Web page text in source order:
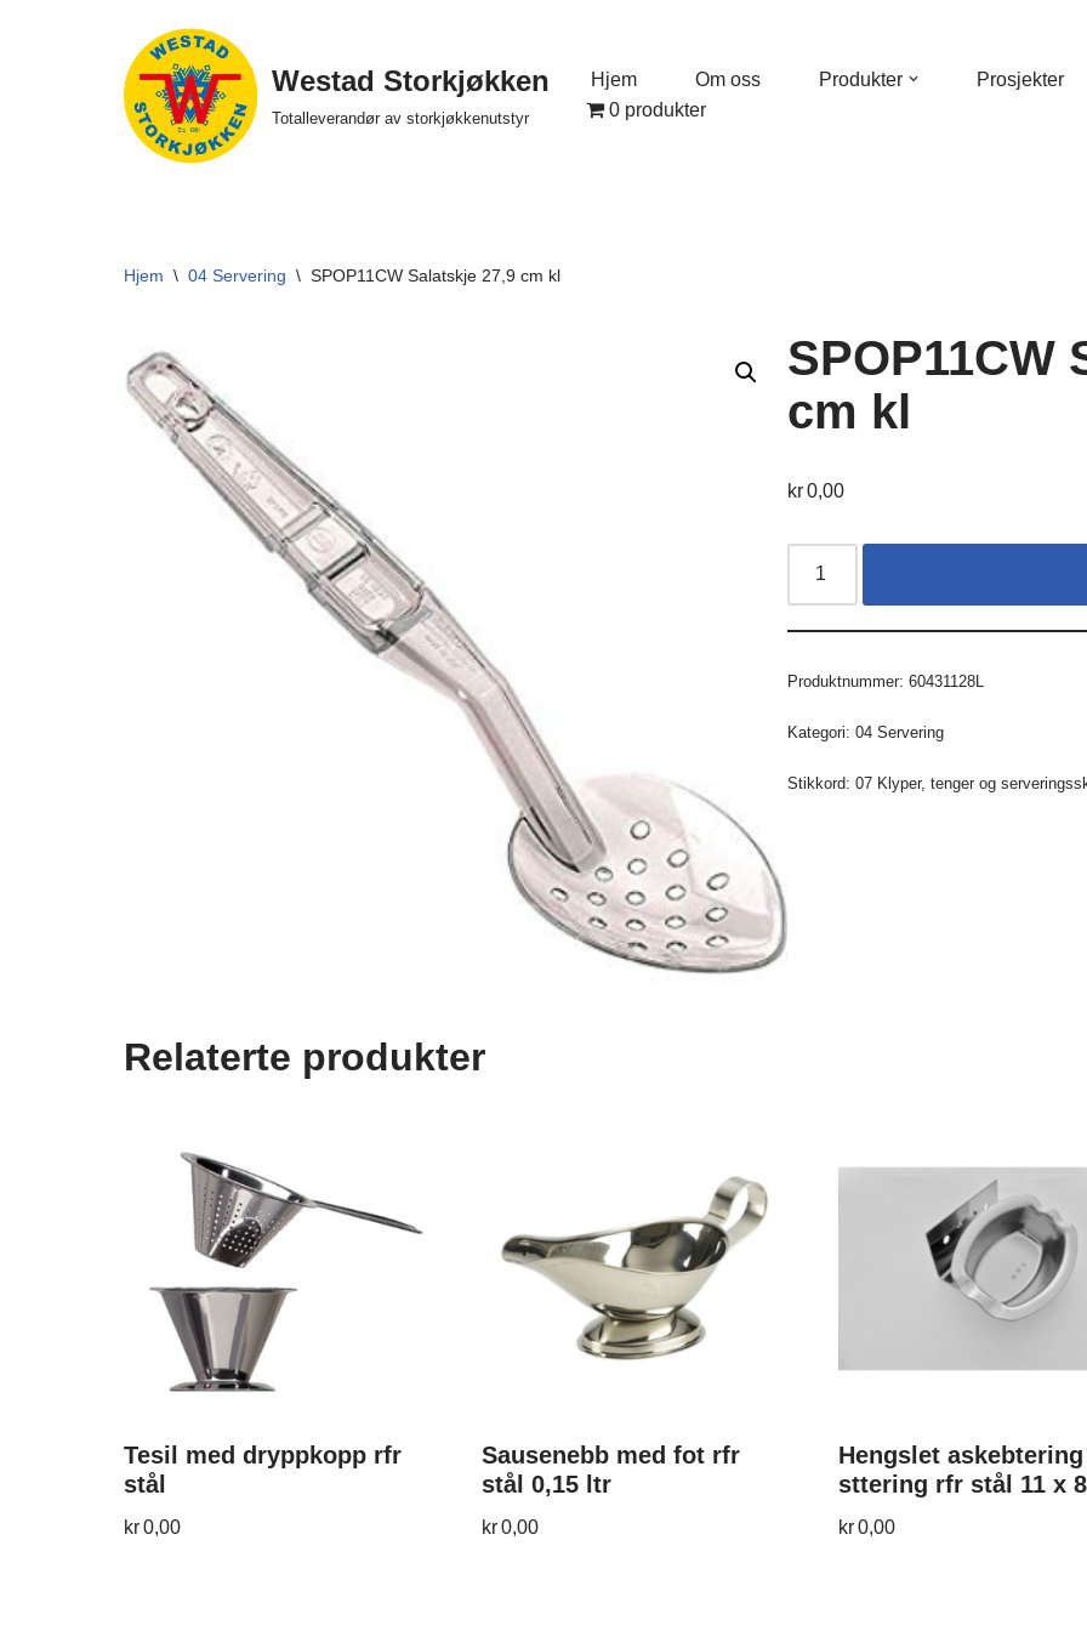
Westad Storkjøkken
Totalleverandør av storkjøkkenutstyr
Hjem Om oss Produkter Prosjekter
0 produkter
Hjem \ 04 Servering \ SPOP11CW Salatskje 27,9 cm kl
SPOP11CW
cm kl
kr0,00
Produktnummer:60431128L
Kategori:04 Servering
Stikkord:07 Klyper,tenger og
Relaterte produkter
Tesil med dryppkopp rfr
stål
kr0,00
Sausenebb med fot rfr
stål 0,15 ltr
kr0,00
Hengslet
sttering rfr stål 11 x
kr0,00